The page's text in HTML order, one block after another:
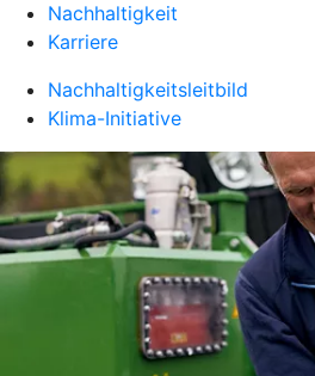
Nachhaltigkeit
Karriere
Nachhaltigkeitsleitbild
Klima-Initiative